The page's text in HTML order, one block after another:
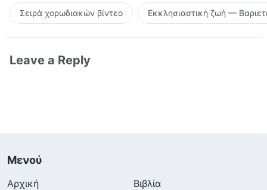
Σειρά χορωδιακών βίντεο Εκκλησιαστική ζωή —
Leave a Reply
Μενού
Αρχική
Βιβλία